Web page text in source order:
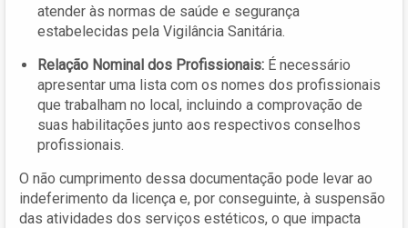
atender às normas de saúde e segurança
estabelecidas pela Vigilância Sanitária.
Relação Nominal dos Profissionais: É necessário
apresentar uma lista com os nomes dos profissionais
que trabalham no local, incluindo a comprovação de
suas habilitações junto aos respectivos conselhos
profissionais.
O não cumprimento dessa documentação pode levar ao
indeferimento da licença e, por conseguinte, à suspensão
das atividades dos serviços estéticos, o que impacta